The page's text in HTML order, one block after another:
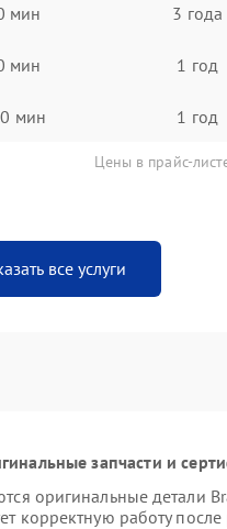
мин 3 года
мин 1 год
мин 1 год
Цены в прайс-
все услуги
запчасти и
оригинальные детали
корректную работу